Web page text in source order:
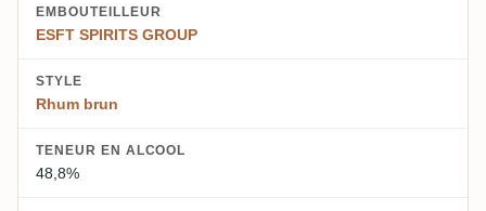
EMBOUTEILLEUR
ESFT SPIRITS GROUP
STYLE
Rhum brun
TENEUR EN ALCOOL
48,8%